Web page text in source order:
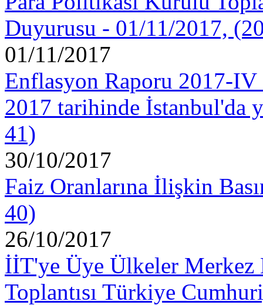
Duyurusu - 01/11/2017,
01/11/2017
Enflasyon Raporu 2017-IV
2017 tarihinde İstanbul'da
41)
30/10/2017
Faiz Oranlarına İlişkin
40)
26/10/2017
İİT'ye Üye Ülkeler Merkez
Toplantısı Türkiye